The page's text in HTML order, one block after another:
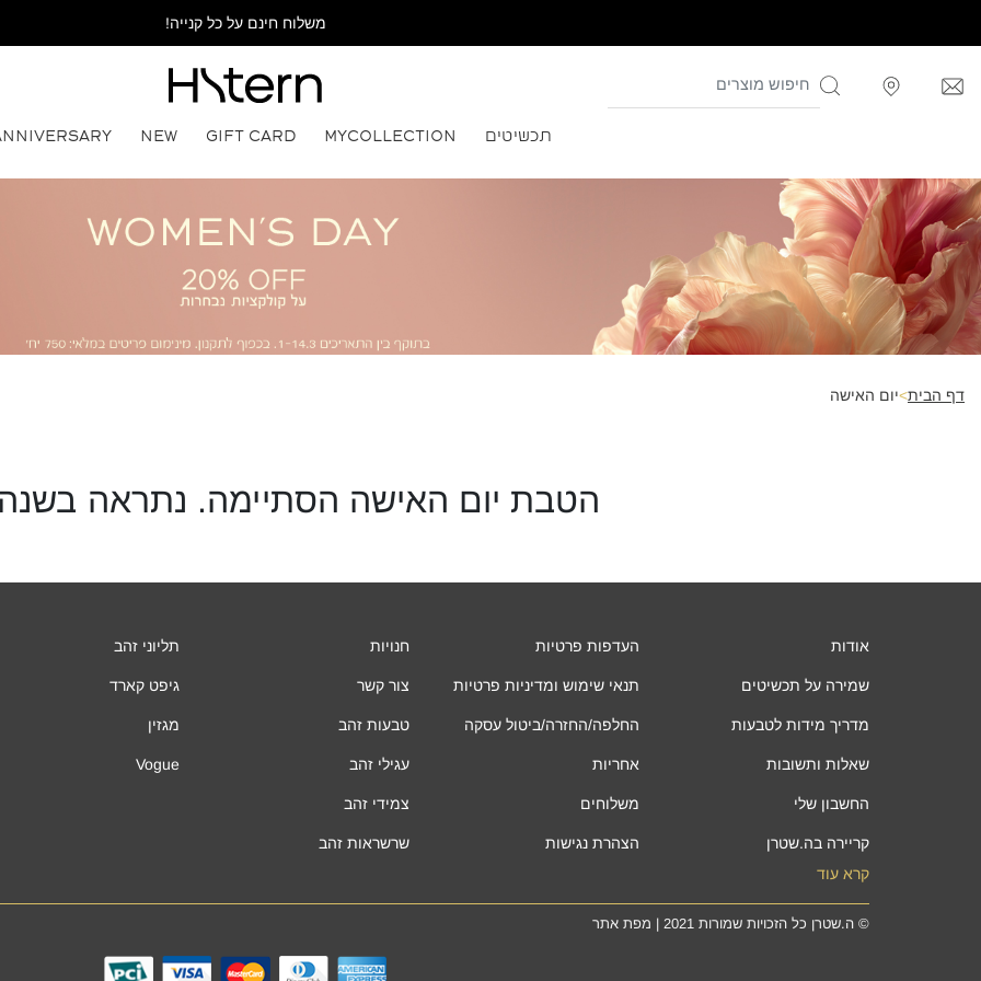
משלוח חינם על כל קנייה!
תכשיטים MYCOLLECTION
GIFT CARD
NEW
דף הבית>יום האישה
הטבת יום האישה הסתיימה. נתראה
אודות
שמירה על תכשיטים
מדריך מידות לטבעות
שאלות ותשובות
החשבון שלי
קריירה בה.שטרן
העדפות פרטיות
תנאי שימוש ומדיניות פרטיות
החלפה/החזרה/ביטול עסקה
אחריות
משלוחים
הצהרת נגישות
חנויות
צור קשר
טבעות זהב
עגילי זהב
צמידי זהב
שרשראות זהב
תליוני זהב
גיפט קארד
מגזין
Vogue
קרא עוד
© ה.שטרן כל הזכויות שמורות 2021 | מפת אתר